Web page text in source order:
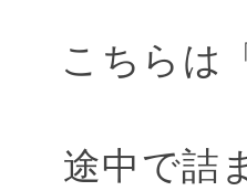
こちらは
途中で詰